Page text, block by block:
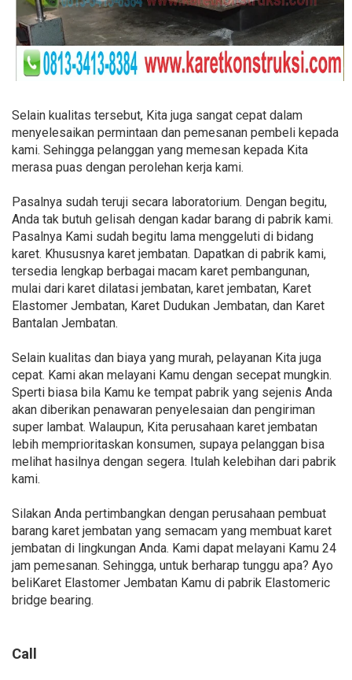
Selain kualitas tersebut, Kita juga sangat cepat dalam
menyelesaikan permintaan dan pemesanan pembeli kepada
kami. Sehingga pelanggan yang memesan kepada Kita
merasa puas dengan perolehan kerja kami.
Pasalnya sudah teruji secara laboratorium. Dengan begitu,
Anda tak butuh gelisah dengan kadar barang di pabrik kami.
Pasalnya Kami sudah begitu lama menggeluti di bidang
karet. Khususnya karet jembatan. Dapatkan di pabrik kami,
tersedia lengkap berbagai macam karet pembangunan,
mulai dari karet dilatasi jembatan, karet jembatan, Karet
Elastomer Jembatan, Karet Dudukan Jembatan, dan Karet
Bantalan Jembatan.
Selain kualitas dan biaya yang murah, pelayanan Kita juga
cepat. Kami akan melayani Kamu dengan secepat mungkin.
Sperti biasa bila Kamu ke tempat pabrik yang sejenis Anda
akan diberikan penawaran penyelesaian dan pengiriman
super lambat. Walaupun, Kita perusahaan karet jembatan
lebih memprioritaskan konsumen, supaya pelanggan bisa
melihat hasilnya dengan segera. Itulah kelebihan dari pabrik
kami.
Silakan Anda pertimbangkan dengan perusahaan pembuat
barang karet jembatan yang semacam yang membuat karet
jembatan di lingkungan Anda. Kami dapat melayani Kamu 24
jam pemesanan. Sehingga, untuk berharap tunggu apa? Ayo
beliKaret Elastomer Jembatan Kamu di pabrik Elastomeric
bridge bearing.
Call